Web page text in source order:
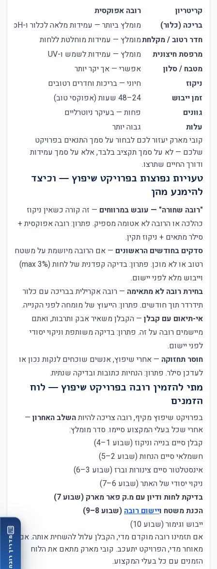
קריטריון
רובה אפוקסית
בריכה (כלור)
מומלץ ביותר — עמידות מלאה לכלור ו-pH
חדר רטוב / מקלחתמומלץ — עמידות מוחלטת ללחות
מרפסת חיצונית
מומלץ — עמידות לשמש ו-UV
מטבח / סלון
אפשרי — אך יקר יותר
ניקוז
חיוני — בריכות וחדרים רטובים
זמן ייבוש
24–48 שעות (אפוקסי טוב)
גוונים
פחות — בעיקר ניוטרליים
עלות
גבוה יותר
קובי מארק יעזור לכם לבחור על סמך התנאים בפרויקט
שלכם — לא על סמך תקציב בלבד, אלא על סמך עמידות
ודורך החיים שתרצו.
טעויות נפוצות בפרויקט שיפוץ — וכיצד
להימנע מהן
"רובה שחורה" — עובש במרווחים — זה קורה כשאין ניקוז
כהלכה או הרובה לא אטומה מספיק. פתרון: רובה אפוקסית +
סילר מתאים + ניקוז תקין.
סדקים בחודשים הראשונים — אם הרובה מיושמת על משטח
רטוב או לא מוכן. פתרון: בדיקה קפדנית של לחות (max 3%)
וייבוש מלא לפני יישום.
בחירת רובה לא מתאימה — רובה אקרילית בבריכה עם כלור
תידרדר תוך חודשים. פתרון: הייעוץ של מומחה לפני הקנייה.
אי-תיאום עם קבלן — הקבלן משאיר אבק ותרבות, ואתם
מיישמים רובה על זה. פתרון: בדיקה משותפת וניקוי יסודי
לפני יישום.
חוסר תחזוקה — אחרי שיפוץ, אנשים שוכחים לנקות נכון או
לעדכן סילר. פתרון: הנחיות כתובות ובדיקה שנתית.
מתי להזמין רובה בפרויקט שיפוץ — לוח
הזמנים
בפרויקט שיפוץ מקיף, רובה צריכה להיותהשלב האחרון —
אחרי שכל בעלי המקצוע סיימו. סדר מומלץ:
קבלן סיים בנייה וניקוז (שבוע 1–4)
חשמלאי סיים הנחות (שבוע 2–5)
אינסטלטור סיים צינורות וברז (שבוע 3–6)
ניקוי יסודי של האתר (שבוע 6–7)
בדיקת לחות ודיון עם מ.ק פאר מארק (שבוע 7)
הכנת משטח ויישום רובה(שבוע 8–9)
ייבוש וגימור (שבוע 10)
אם תזמינו רובה מוקדם מדי, הקבלן עלול להשחית אותה. אם
מאוחר מדי, הפרויקט יתעכב. קובי מארק מתאם את הלוח
הזמנים עם כל בעלי המקצוע.
מדריך רובה